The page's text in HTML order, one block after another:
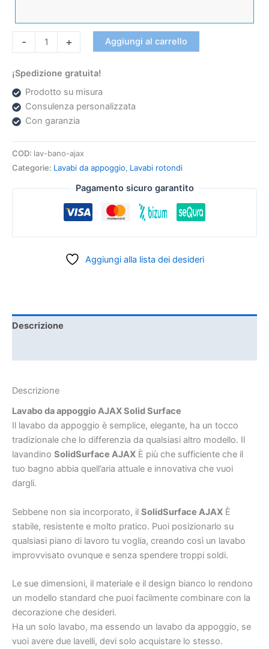
- + Aggiungi al carrello
¡Spedizione gratuita!
Prodotto su misura
Consulenza personalizzata
Con garanzia
COD: lav-bano-ajax
Categorie: Lavabi da appoggio, Lavabi rotondi
Pagamento sicuro garantito
Aggiungi alla lista dei desideri
Descrizione
Descrizione
Lavabo da appoggio AJAX Solid Surface
Il lavabo da appoggio è semplice, elegante, ha un tocco
tradizionale che lo differenzia da qualsiasi altro modello. Il
lavandino SolidSurface AJAX È più che sufficiente che il
tuo bagno abbia quell’aria attuale e innovativa che vuoi
dargli.
Sebbene non sia incorporato, il SolidSurface AJAX È
stabile, resistente e molto pratico. Puoi posizionarlo su
qualsiasi piano di lavoro tu voglia, creando così un lavabo
improvvisato ovunque e senza spendere troppi soldi.
Le sue dimensioni, il materiale e il design bianco lo rendono
un modello standard che puoi facilmente combinare con la
decorazione che desideri.
Ha un solo lavabo, ma essendo un lavabo da appoggio, se
vuoi avere due lavelli, devi solo acquistare lo stesso.